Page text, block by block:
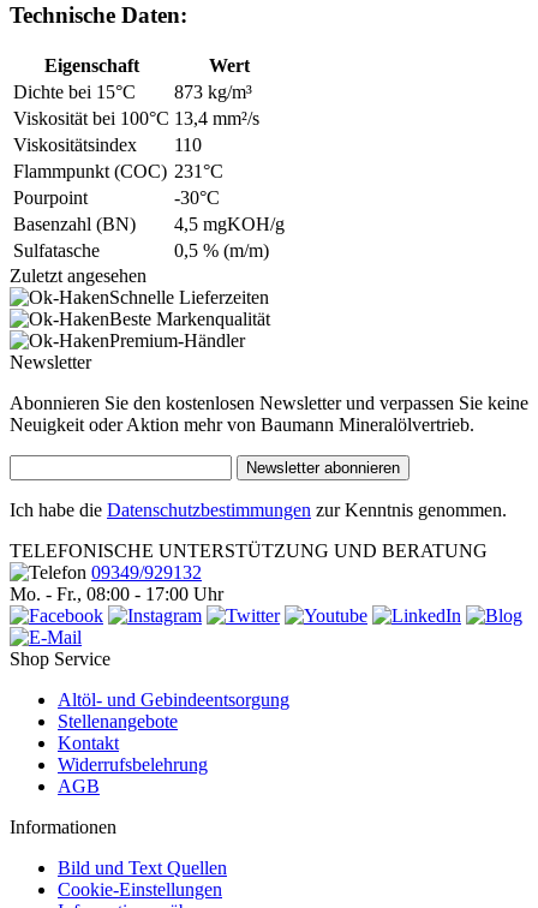
Technische Daten:
Eigenschaft
Wert
Dichte bei 15°C
873 kg/m³
Viskosität bei 100°C 13,4 mm²/s
Viskositätsindex
110
Flammpunkt (COC) 231°C
Pourpoint
-30°C
Basenzahl (BN)
4,5 mgKOH/g
Sulfatasche
0,5 % (m/m)
Zuletzt angesehen
Schnelle Lieferzeiten
Beste Markenqualität
Premium-Händler
Newsletter
Abonnieren Sie den kostenlosen Newsletter und verpassen Sie keine
Neuigkeit oder Aktion mehr von Baumann Mineralölvertrieb.
Newsletter abonnieren
Ich habe die Datenschutzbestimmungen zur Kenntnis genommen.
TELEFONISCHE UNTERSTÜTZUNG UND BERATUNG
09349/929132
Mo. - Fr., 08:00 - 17:00 Uhr
Shop Service
Altöl- und Gebindeentsorgung
Stellenangebote
Kontakt
Widerrufsbelehrung
AGB
Informationen
Bild und Text Quellen
Cookie-Einstellungen